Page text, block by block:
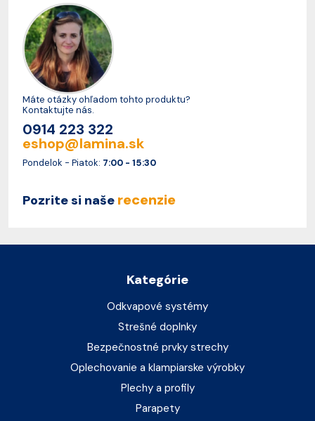
Máte otázky ohľadom tohto produktu?
Kontaktujte nás.
0914 223 322
eshop@lamina.sk
Pondelok - Piatok: 7:00 - 15:30
Pozrite si naše recenzie
Kategórie
Odkvapové systémy
Strešné doplnky
Bezpečnostné prvky strechy
Oplechovanie a klampiarske výrobky
Plechy a profily
Parapety